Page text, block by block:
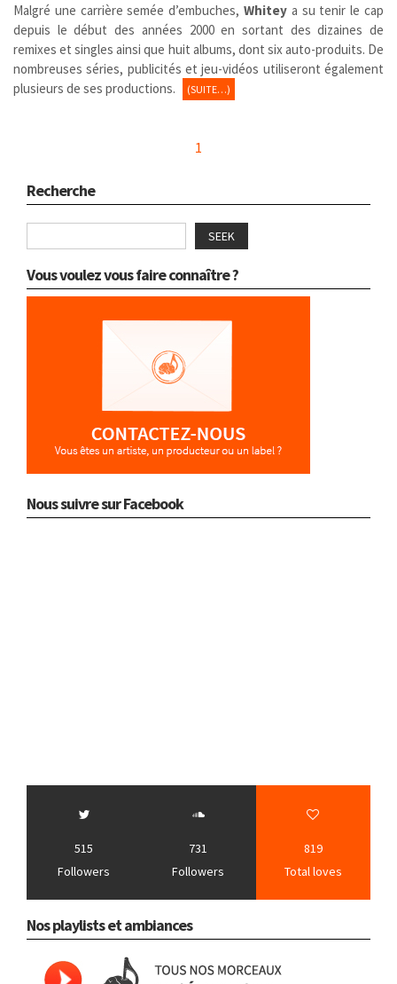
Malgré une carrière semée d’embuches, Whitey a su tenir le cap
depuis le début des années 2000 en sortant des dizaines de
remixes et singles ainsi que huit albums, dont six auto-produits. De
nombreuses séries, publicités et jeu-vidéos utiliseront également
plusieurs de ses productions.
(SUITE…)
1
Recherche
SEEK
Vous voulez vous faire connaître ?
Nous suivre sur Facebook
515
Followers
731
Followers
819
Total loves
Nos playlists et ambiances